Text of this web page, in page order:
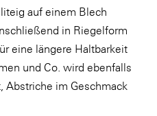
auf einem Blech
in Riegelform
eine längere Haltbarkeit
und Co. wird ebenfalls
Abstriche im Geschmack